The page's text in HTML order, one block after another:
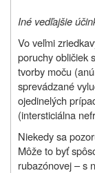
Iné vedľajšie
Vo veľmi
poruchy obličiek
tvorby moču
sprevádzané
ojedinelých
(intersticiálna
Niekedy sa
Môže to byť
rubazónovej – s